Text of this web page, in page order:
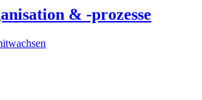
& -prozesse